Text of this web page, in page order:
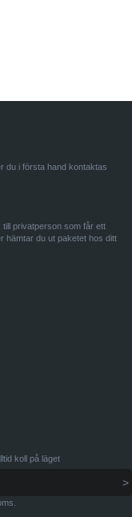
du i första hand kontaktas
privatperson som får ett
hämtar du ut paketet hos ditt
koll på läget